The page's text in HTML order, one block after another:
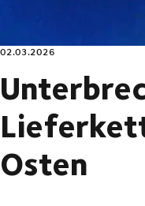
02.03.2026
Osten